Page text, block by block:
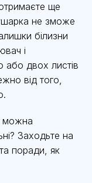
ще
не зможе
білизни
і
або двох листів
від того,
можна
Заходьте на
поради, як